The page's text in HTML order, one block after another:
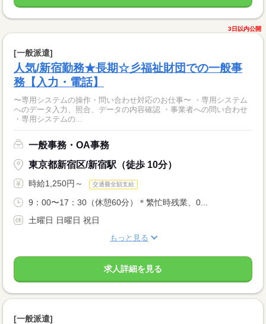
3日以内公開
[一般派遣]
人気/新宿勤務★長期☆彡福祉財団での一般事
務【入力・電話】
〜専用システムの操作・問い合わせ対応のお仕事〜 ・専用システム
へのデータ入力、照合、データの内容確認 ・事業者への問い合わせ
・専用システムの...
一般事務・OA事務
東京都新宿区/新宿駅（徒歩 10分）
時給1,250円～ 交通費全額支給
9：00〜17：30（休憩60分）＊繁忙時残業、0...
土曜日 日曜日 祝日
もっと見る
求人詳細を見る
[一般派遣]